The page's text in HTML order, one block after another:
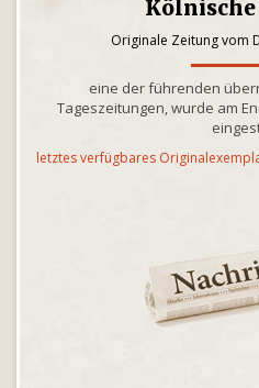
Originale Zeitung vom
eine der führenden
Tageszeitungen, wurde am
letztes verfügbares